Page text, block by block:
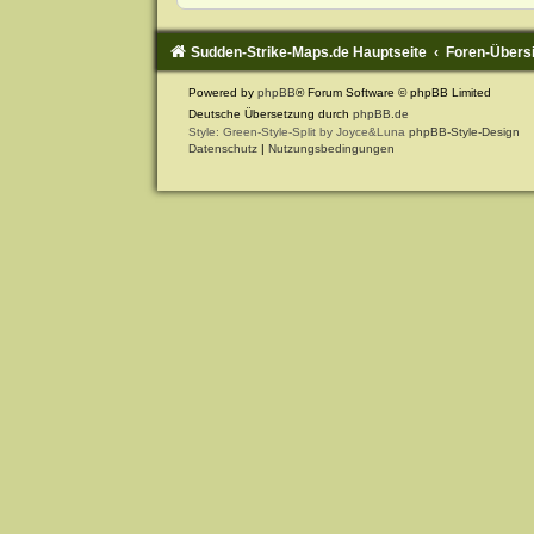
Sudden-Strike-Maps.de Hauptseite Foren-
Powered by phpBB® Forum Software © phpBB Limited
Deutsche Übersetzung durch phpBB.de
Style: Green-Style-Split by Joyce&Luna phpBB-Style-Design
Datenschutz | Nutzungsbedingungen